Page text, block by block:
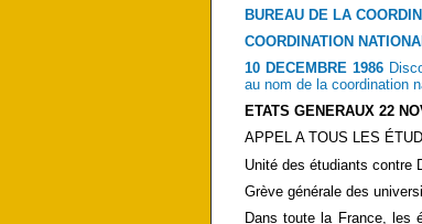
BUREAU DE LA
COORDINATION
10 DECEMBRE 1986
au nom de la coordination
ETATS GENERAUX 22
APPEL A TOUS LES
Unité des étudiants contre
Grève générale des
Dans toute la France, les